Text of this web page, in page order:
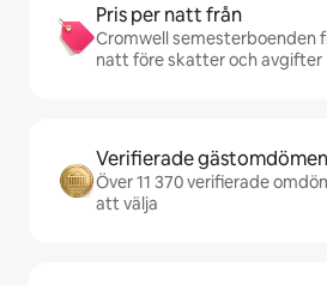
Pris per natt från
Cromwell semesterboenden
natt före skatter och avgifter
Verifierade gästomdömen
Över 11 370 verifierade
att välja